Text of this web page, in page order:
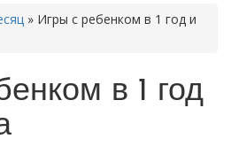
» Игры с ребенком в 1 год и
в 1 год